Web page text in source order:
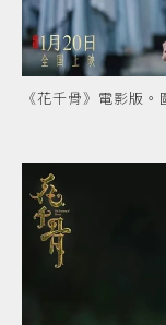
《花千骨》電影版